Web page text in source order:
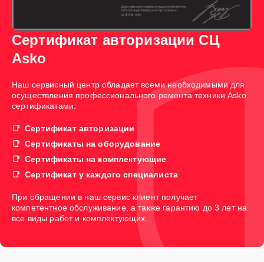
Сертификат авторизации СЦ
Asko
Наш сервисный центр обладает всеми необходимыми для
осуществления профессионального ремонта техники Asko
сертификатами:
Сертификат авторизации
Сертификаты на оборудование
Сертификаты на комплектующие
Сертификат у каждого специалиста
При обращении в наш сервис клиент получает
компетентное обслуживание, а также гарантию до 3 лет на
все виды работ и комплектующих.